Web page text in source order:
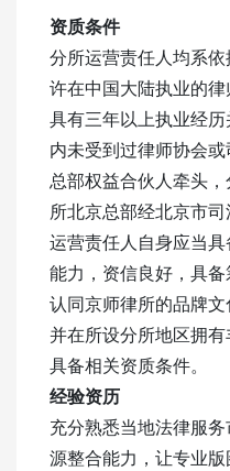
资质条件
分所运营责任人均系
许在中国大陆执业的律
具有三年以上执业经
内未受到过律师协会
总部权益合伙人牵头
所北京总部经北京市
运营责任人自身应当
能力，资信良好，具备
认同京师律所的品牌
并在所设分所地区拥
具备相关资质条件。
经验资历
充分熟悉当地法律服
源整合能力，让专业版